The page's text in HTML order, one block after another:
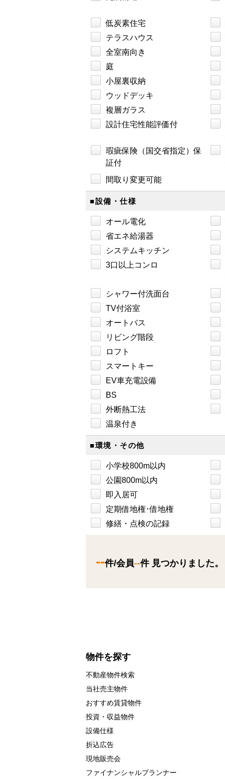
低炭素住宅
テラスハウス
全室南向き
庭
小屋裏収納
ウッドデッキ
複層ガラス
設計住宅性能評価付
瑕疵保険（国交省指定）保
証付
間取り変更可能
■設備・仕様
オール電化
省エネ給湯器
システムキッチン
3口以上コンロ
シャワー付洗面台
TV付浴室
オートバス
リビング階段
ロフト
スマートキー
EV車充電設備
BS
外断熱工法
温泉付き
■環境・その他
小学校800m以内
公園800m以内
即入居可
定期借地権･借地権
修繕・点検の記録
--件/会員--件 見つかりました。
物件を探す
不動産物件検索
当社売主物件
おすすめ賃貸物件
投資・収益物件
設備仕様
折込広告
現地販売会
ファイナンシャルプランナー